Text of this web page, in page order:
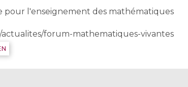
and affine
/ Branches de
Algebraic
pour l'enseignement des mathématiques
actualites/forum-mathematiques-vivantes